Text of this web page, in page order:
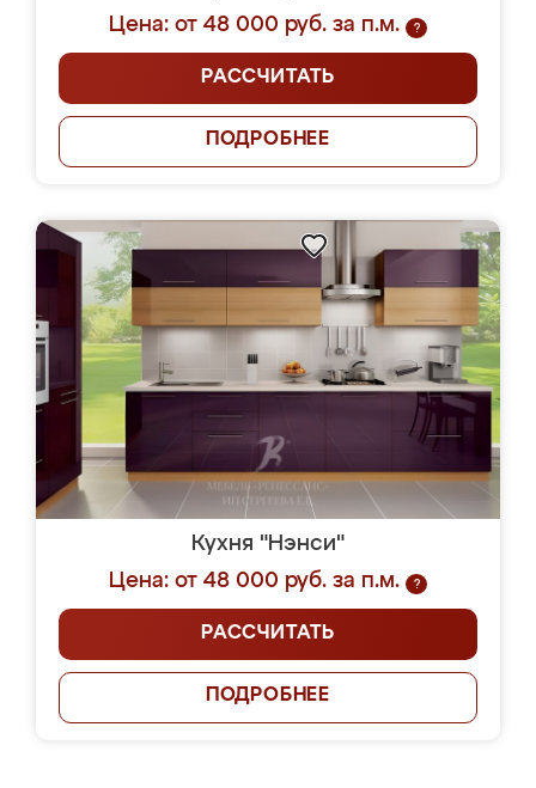
Цена: от 48 000 руб. за п.м.
?
РАССЧИТАТЬ
ПОДРОБНЕЕ
Кухня "Нэнси"
Цена: от 48 000 руб. за п.м.
?
РАССЧИТАТЬ
ПОДРОБНЕЕ